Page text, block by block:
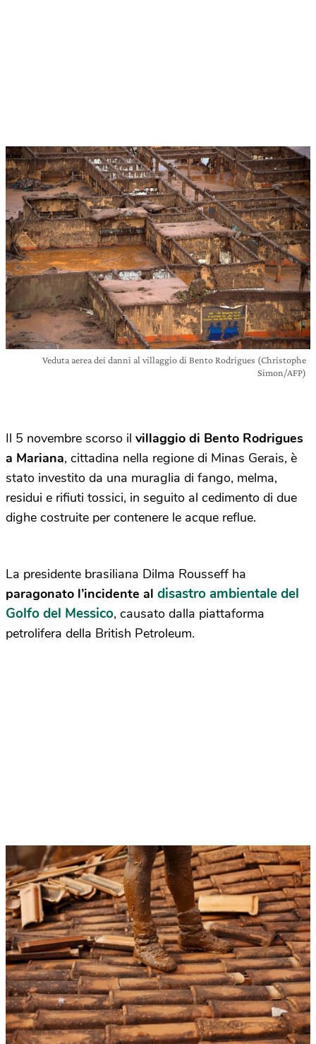
Veduta aerea dei danni al villaggio di Bento Rodrigues (Christophe
Simon/AFP)
Il 5 novembre scorso il villaggio di Bento Rodrigues
a Mariana, cittadina nella regione di Minas Gerais, è
stato investito da una muraglia di fango, melma,
residui e rifiuti tossici, in seguito al cedimento di due
dighe costruite per contenere le acque reflue.
La presidente brasiliana Dilma Rousseff ha
paragonato l’incidente al disastro ambientale del
Golfo del Messico, causato dalla piattaforma
petrolifera della British Petroleum.